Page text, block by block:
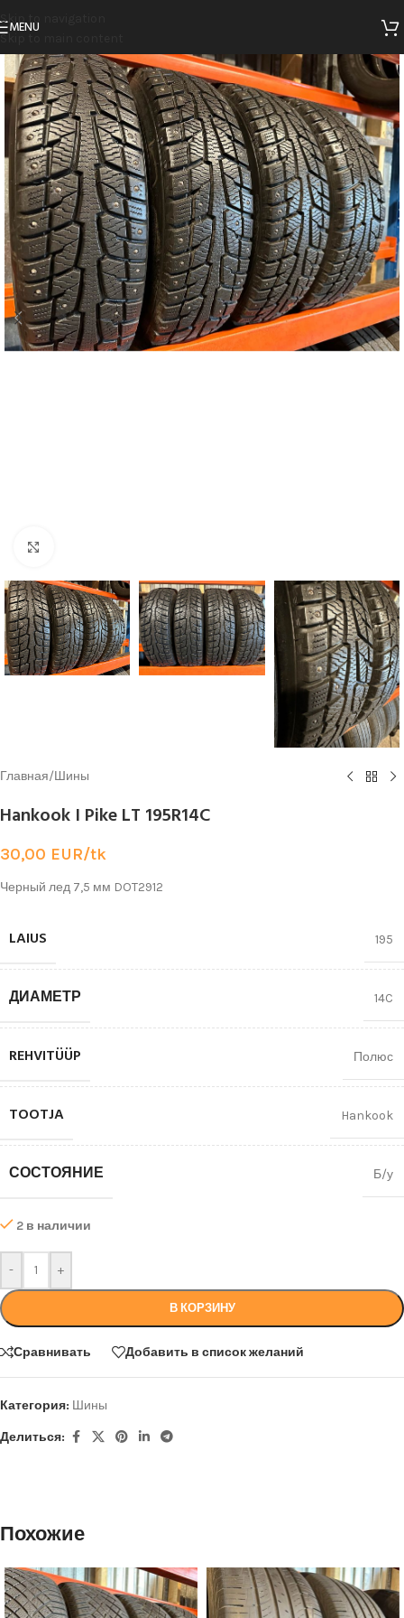
Skip to navigation
Skip to main content
MENU
Главная/Шины
Hankook I Pike LT 195R14C
30,00 EUR/tk
Черный лед 7,5 мм DOT2912
LAIUS 195
ДИАМЕТР 14C
REHVITÜÜP Полюс
TOOTJA Hankook
СОСТОЯНИЕ Б/у
2 в наличии
- +
В КОРЗИНУ
Сравнивать Добавить в список желаний
Категория: Шины
Делиться:
Похожие